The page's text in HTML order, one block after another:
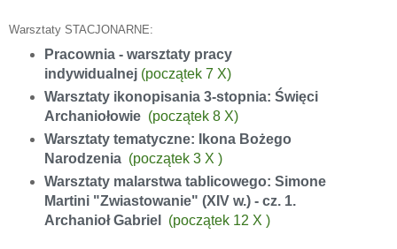
Warsztaty STACJONARNE:
Pracownia - warsztaty pracy
indywidualnej (początek 7 X)
Warsztaty ikonopisania 3-stopnia: Święci
Archaniołowie (początek8 X)
Warsztaty tematyczne: Ikona Bożego
Narodzenia (początek3 X )
Warsztaty malarstwa tablicowego: Simone
Martini "Zwiastowanie" (XIV w.) - cz. 1.
Archanioł Gabriel
(początek12 X )